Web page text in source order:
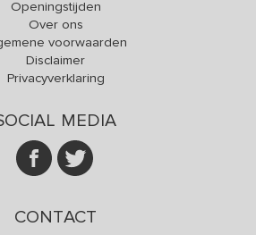
Openingstijden
Over ons
voorwaarden
Disclaimer
Privacyverklaring
MEDIA
CONTACT